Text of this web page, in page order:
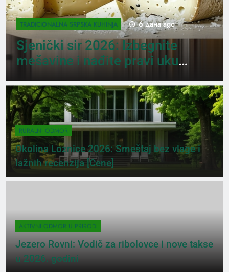
AKTIVNI ODMOR U PRIRODI 6 дана ago
Planina Jagodnja 2026: Put
do Mačkovog kamena bez
rupa [Mapa]
RURALNI ODMOR
Okolina Loznice 2026: Smeštaj bez vlage i
lažnih recenzija [Cene]
AKTIVNI ODMOR U PRIRODI
Jezero Rovni: Vodič za ribolovce i nove takse
u 2026. godini